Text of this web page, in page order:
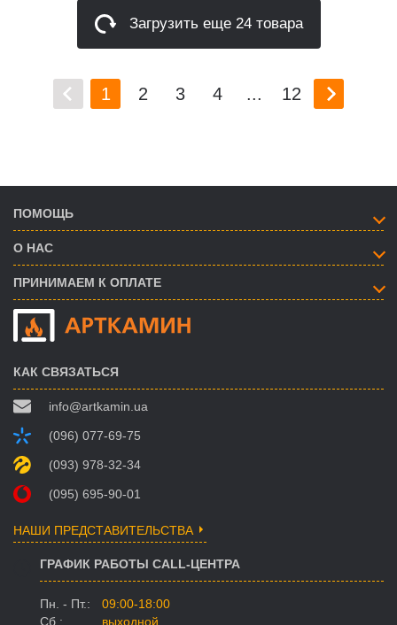
Загрузить еще 24 товара
1 2 3 4 ... 12
ПОМОЩЬ
О НАС
ПРИНИМАЕМ К ОПЛАТЕ
КАК СВЯЗАТЬСЯ
info@artkamin.ua
(096) 077-69-75
(093) 978-32-34
(095) 695-90-01
НАШИ ПРЕДСТАВИТЕЛЬСТВА
ГРАФИК РАБОТЫ CALL-ЦЕНТРА
Пн. - Пт.:
09:00-18:00
Сб.:
выходной